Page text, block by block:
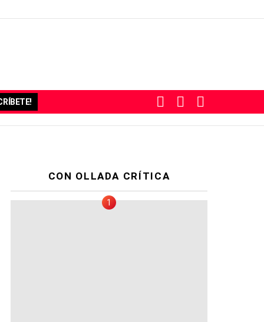
SWITCH
SKIN
BUSCAR
CON OLLADA CRÍTICA